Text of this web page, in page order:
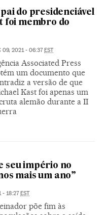
do presidenciável
foi membro do
09, 2021 - 06:37EST
Associated Press
um documento que
a versão de que
Kast foi apenas um
alemão durante a II
seu império no
mais um ano”
- 18:27EST
põe fim às